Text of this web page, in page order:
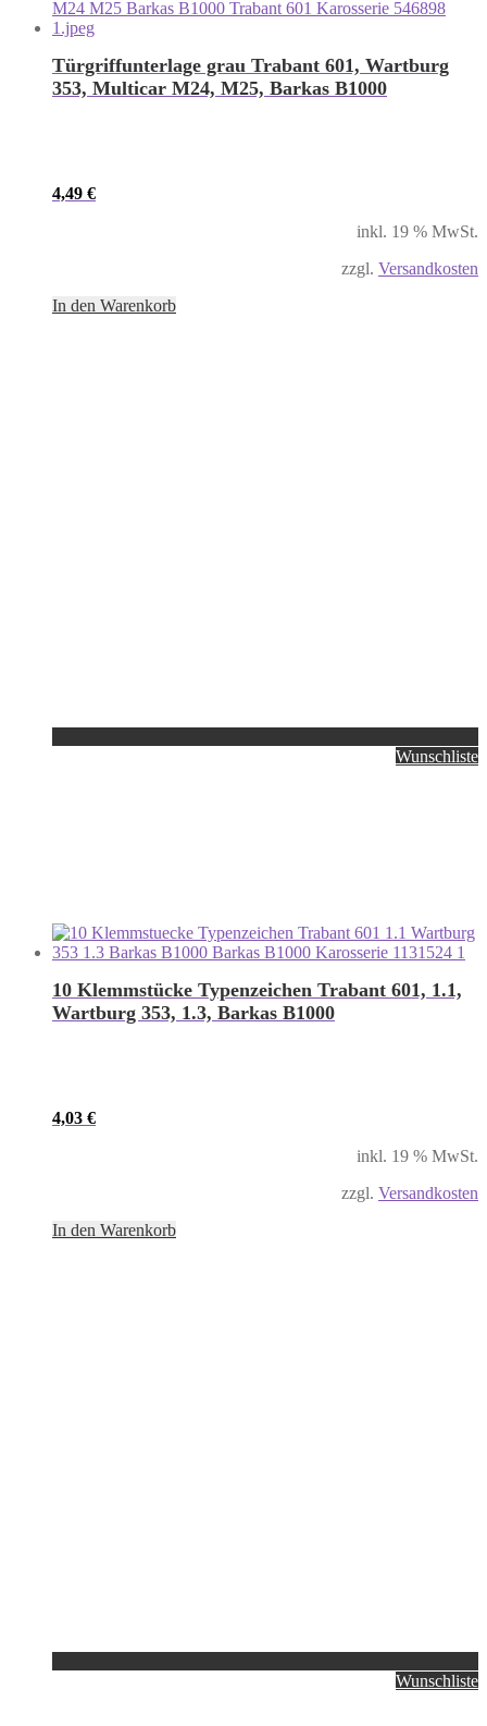
Türgriffunterlage grau Trabant 601, Wartburg
353, Multicar M24, M25, Barkas B1000
4,49 €
inkl. 19 % MwSt.
zzgl. Versandkosten
In den Warenkorb
Wunschliste
10 Klemmstücke Typenzeichen Trabant 601, 1.1,
Wartburg 353, 1.3, Barkas B1000
4,03 €
inkl. 19 % MwSt.
zzgl. Versandkosten
In den Warenkorb
Wunschliste